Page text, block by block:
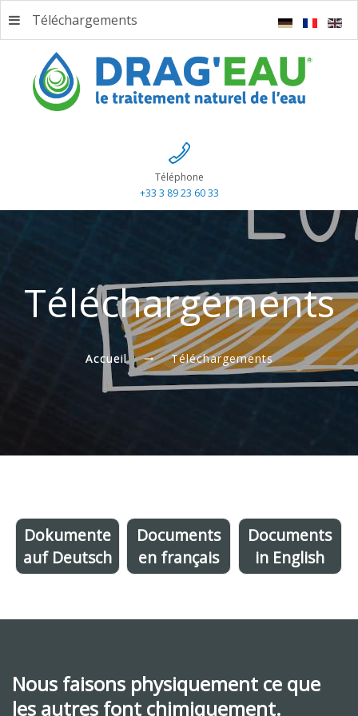
Téléphone
+33 3 89 23 60 33
Téléchargements
Téléchargements
Accueil Téléchargements
Dokumente
auf Deutsch
Documents
en français
Documents
in English
Nous faisons physiquement ce que
les autres font chimiquement.